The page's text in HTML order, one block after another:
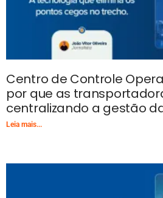
Centro de Controle
por que as
centralizando a gestão
Leia mais...